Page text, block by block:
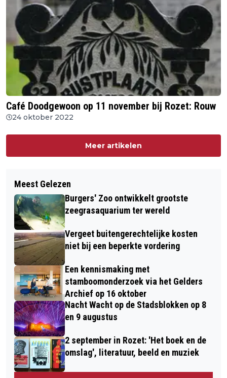
Café Doodgewoon op 11 november bij Rozet: Rouw
24 oktober 2022
Meer artikelen
Meest Gelezen
Burgers' Zoo ontwikkelt grootste
zeegrasaquarium ter wereld
Vergeet buitengerechtelijke kosten
niet bij een beperkte vordering
Een kennismaking met
stamboomonderzoek via het Gelders
Archief op 16 oktober
Nacht Wacht op de Stadsblokken op 8
en 9 augustus
2 september in Rozet: 'Het boek en de
omslag', literatuur, beeld en muziek